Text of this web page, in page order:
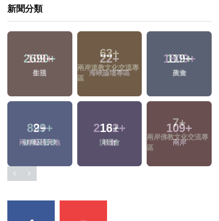
新聞分類
2690+
生活
22+
海峽論壇專區
119+
美食
2+
兩岸藝苑天地
18+
演唱會
109+
兩岸